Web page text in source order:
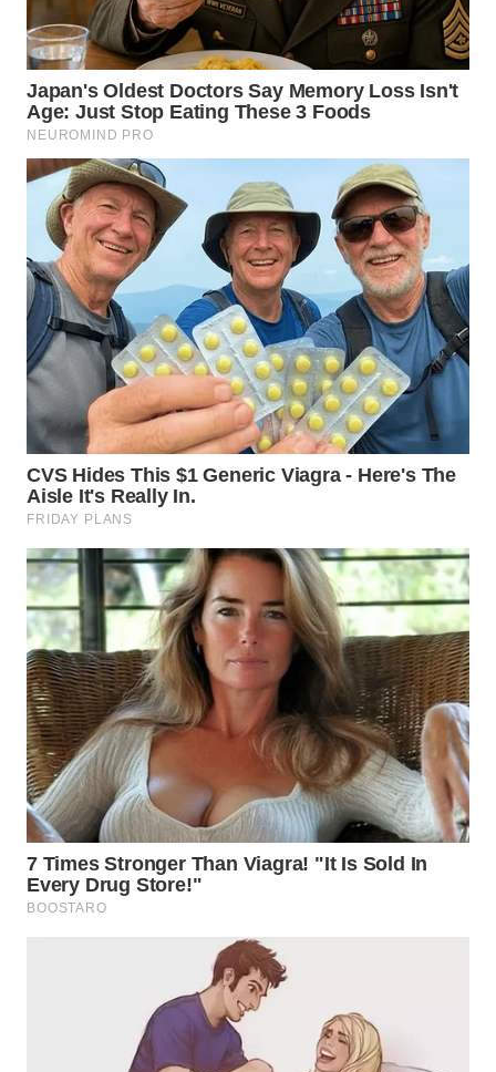
LANGKAT
WN
TAPANULI
SELATAN
WN
TANJUNG
LESUNG
WN
KARO
WN
SIMALUNGUN
WN
LABUHANBATU
WN
TAPANULI
TENGAH
WN DELI
SERDANG
WN
TEBING
TINGGI
WN
PAKPAK
WN